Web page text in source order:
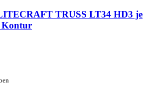
TRUSS LT34 HD3 je
Kontur